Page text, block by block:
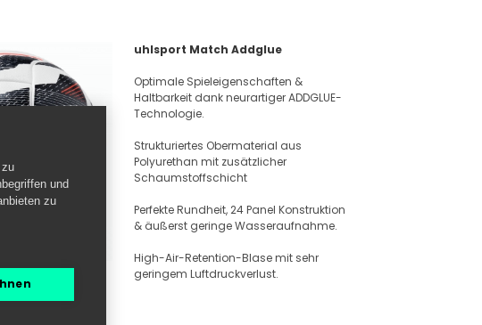
und
zu
uhlsport Match Addglue
Optimale Spieleigenschaften &
Haltbarkeit dank neurartiger ADDGLUE-
Technologie.
Strukturiertes Obermaterial aus
Polyurethan mit zusätzlicher
Schaumstoffschicht
Perfekte Rundheit, 24 Panel Konstruktion
& äußerst geringe Wasseraufnahme.
High-Air-Retention-Blase mit sehr
geringem Luftdruckverlust.